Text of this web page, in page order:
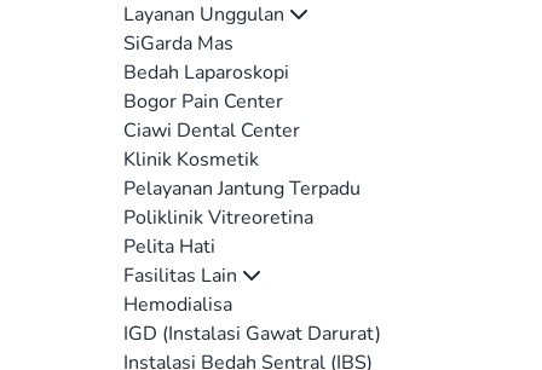
Layanan Unggulan
SiGarda Mas
Bedah Laparoskopi
Bogor Pain Center
Ciawi Dental Center
Klinik Kosmetik
Pelayanan Jantung Terpadu
Poliklinik Vitreoretina
Pelita Hati
Fasilitas Lain
Hemodialisa
IGD (Instalasi Gawat Darurat)
Instalasi Bedah Sentral (IBS)